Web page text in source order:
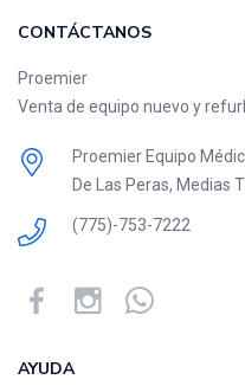
CONTÁCTANOS
Proemier
Venta de equipo nuevo y
Proemier Equipo
De Las Peras, Medias
(775)-753-7222
AYUDA